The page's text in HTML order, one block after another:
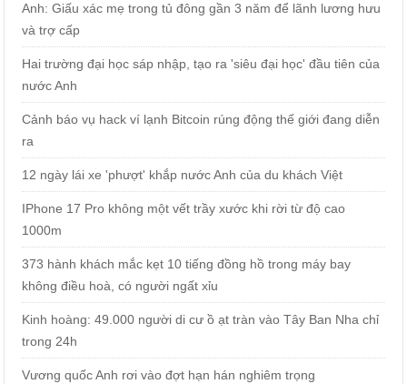
Anh: Giấu xác mẹ trong tủ đông gần 3 năm để lãnh lương hưu
và trợ cấp
Hai trường đại học sáp nhập, tạo ra 'siêu đại học' đầu tiên của
nước Anh
Cảnh báo vụ hack ví lạnh Bitcoin rúng động thế giới đang diễn
ra
12 ngày lái xe 'phượt' khắp nước Anh của du khách Việt
IPhone 17 Pro không một vết trầy xước khi rời từ độ cao
1000m
373 hành khách mắc kẹt 10 tiếng đồng hồ trong máy bay
không điều hoà, có người ngất xỉu
Kinh hoàng: 49.000 người di cư ồ ạt tràn vào Tây Ban Nha chỉ
trong 24h
Vương quốc Anh rơi vào đợt hạn hán nghiêm trọng